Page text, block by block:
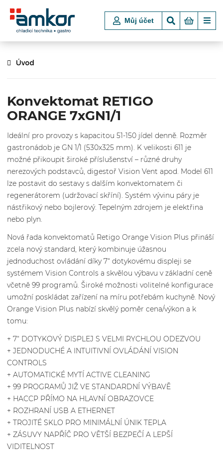
Můj účet
Úvod
Konvektomat RETIGO
ORANGE 7xGN1/1
Ideální pro provozy s kapacitou 51-150 jídel denně. Rozměr
gastronádob je GN 1/1 (530x325 mm). K velikosti 611 je
možné přikoupit široké příslušenství – různé druhy
nerezových podstavců, digestoř Vision Vent apod. Model 611
lze postavit do sestavy s dalším konvektomatem či
regenerátorem (udržovací skříní). Systém vývinu páry je
nástřikový nebo bojlerový. Tepelným zdrojem je elektřina
nebo plyn.
Nová řada konvektomatů Retigo Orange Vision Plus přináší
zcela nový standard, který kombinuje úžasnou
jednoduchost ovládání díky 7“ dotykovému displeji se
systémem Vision Controls a skvělou výbavu v základní ceně
včetně 99 programů. Široké možnosti volitelné konfigurace
umožní poskládat zařízení na míru potřebám kuchyně. Nový
Orange Vision Plus nabízí skvělý poměr cena/výkon a k
tomu:
+ 7“ DOTYKOVÝ DISPLEJ S VELMI RYCHLOU ODEZVOU
+ JEDNODUCHÉ A INTUITIVNÍ OVLÁDÁNÍ VISION
CONTROLS
+ AUTOMATICKÉ MYTÍ ACTIVE CLEANING
+ 99 PROGRAMŮ JIŽ VE STANDARDNÍ VÝBAVĚ
+ HACCP PŘÍMO NA HLAVNÍ OBRAZOVCE
+ ROZHRANÍ USB A ETHERNET
+ TROJITÉ SKLO PRO MINIMÁLNÍ ÚNIK TEPLA
+ ZÁSUVY NAPŘÍČ PRO VĚTŠÍ BEZPEČÍ A LEPŠÍ
VIDITELNOST